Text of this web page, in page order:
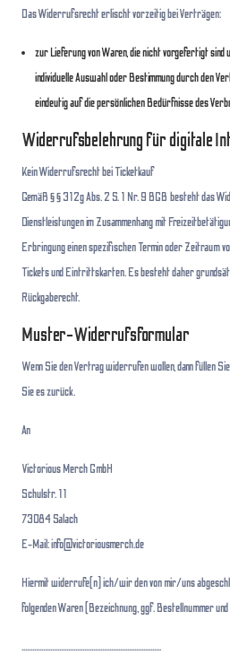
Das Widerrufsrecht erlischt vorzeitig bei Verträgen:
zur Lieferung von Waren, die nicht vorgefertigt sind
individuelle Auswahl oder Bestimmung durch den
eindeutig auf die persönlichen Bedürfnisse des
Widerrufsbelehrung für digitale
Kein Widerrufsrecht bei Ticketkauf
Gemäß § § 312g Abs. 2 S. 1 Nr. 9 BGB besteht das
Dienstleistungen im Zusammenhang mit
Erbringung einen spezifischen Termin oder Zeitraum
Tickets und Eintrittskarten. Es besteht daher
Rückgaberecht.
Muster-Widerrufsformular
Wenn Sie den Vertrag widerrufen wollen, dann füllen
Sie es zurück.
An
Victorious Merch GmbH
Schulstr. 11
73084 Salach
E-Mail: info@victoriousmerch.de
Hiermit widerrufe(n) ich/wir den von mir/uns
folgenden Waren (Bezeichnung, ggf. Bestellnummer
..............................................................................